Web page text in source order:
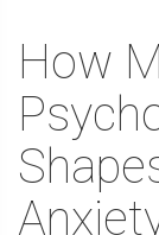
How